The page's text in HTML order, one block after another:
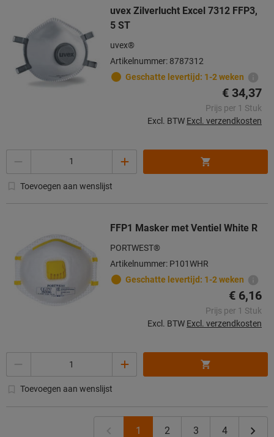
uvex Zilverlucht Excel 7312 FFP3,
5 ST
uvex®
Artikelnummer: 8787312
Geschatte levertijd: 1-2 weken
€ 34,37
Prijs per 1 Stuk
Excl. BTW Excl. verzendkosten
Toevoegen aan wenslijst
FFP1 Masker met Ventiel White R
PORTWEST®
Artikelnummer: P101WHR
Geschatte levertijd: 1-2 weken
€ 6,16
Prijs per 1 Stuk
Excl. BTW Excl. verzendkosten
Toevoegen aan wenslijst
1 2 3 4